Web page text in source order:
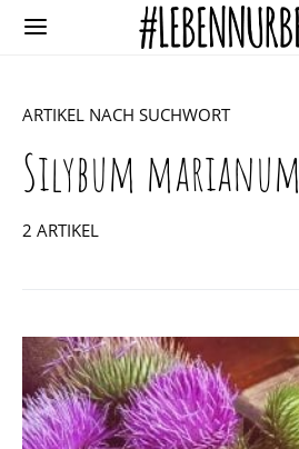
ARTIKEL NACH SUCHWORT
Silybum marianum
2 ARTIKEL